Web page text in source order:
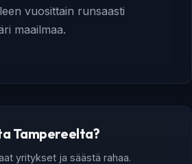
vuosittain runsaasti
maailmaa.
Tampereelta?
yritykset ja säästä rahaa.